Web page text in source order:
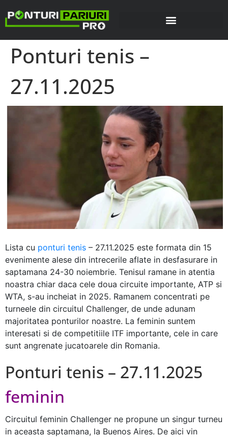
Ponturi tenis –
27.11.2025
Lista cu ponturi tenis – 27.11.2025 este formata din 15
evenimente alese din intrecerile aflate in desfasurare in
saptamana 24-30 noiembrie. Tenisul ramane in atentia
noastra chiar daca cele doua circuite importante, ATP si
WTA, s-au incheiat in 2025. Ramanem concentrati pe
turneele din circuitul Challenger, de unde adunam
majoritatea ponturilor noastre. La feminin suntem
interesati si de competitiile ITF importante, cele in care
sunt angrenate jucatoarele din Romania.
Ponturi tenis – 27.11.2025
feminin
Circuitul feminin Challenger ne propune un singur turneu
in aceasta saptamana, la Buenos Aires. De aici vin